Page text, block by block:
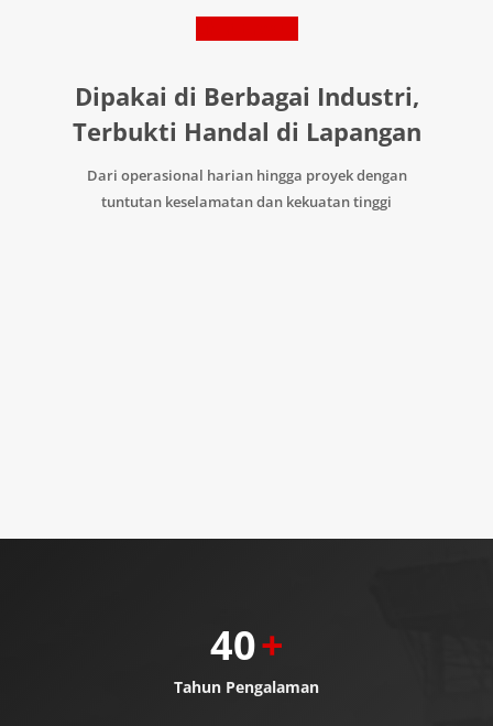
Dipakai di Berbagai Industri,
Terbukti Handal di Lapangan
Dari operasional harian hingga proyek dengan
tuntutan keselamatan dan kekuatan tinggi
40+
Tahun Pengalaman